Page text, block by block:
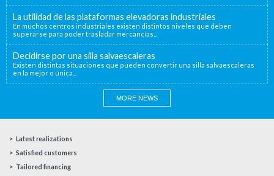
La utilidad de las plataformas elevadoras industriales
En muchos centros industriales existen distintos niveles que deben
superarse para poder trasladar mercancías...
Decidirse por una silla salvaescaleras
Existen distintas situaciones que pueden convertir una silla salvaescaleras
en la mejor o única...
MORE NEWS
Latest realizations
Satisfied customers
Tailored financing